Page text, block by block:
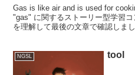
Gas is like air and is used for
"gas" に関するストーリー型学習
を理解して最後の文章で確認しま
NGSL tool